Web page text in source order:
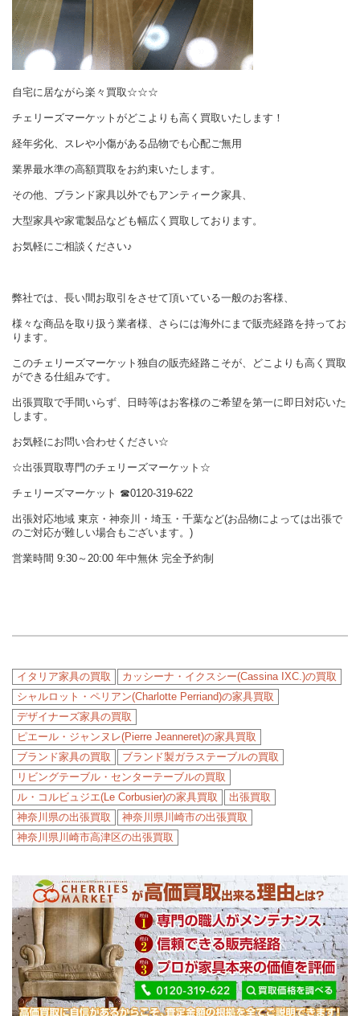
自宅に居ながら楽々買取☆☆☆
チェリーズマーケットがどこよりも高く買取いたします！
経年劣化、スレや小傷がある品物でも心配ご無用
業界最水準の高額買取をお約束いたします。
その他、ブランド家具以外でもアンティーク家具、
大型家具や家電製品なども幅広く買取しております。
お気軽にご相談ください♪
弊社では、長い間お取引をさせて頂いている一般のお客様、
様々な商品を取り扱う業者様、さらには海外にまで販売経路を持ってお
ります。
このチェリーズマーケット独自の販売経路こそが、どこよりも高く買取
ができる仕組みです。
出張買取で手間いらず、日時等はお客様のご希望を第一に即日対応いた
します。
お気軽にお問い合わせください☆
☆出張買取専門のチェリーズマーケット☆
チェリーズマーケット ☎︎0120-319-622
出張対応地域 東京・神奈川・埼玉・千葉など(お品物によっては出張で
のご対応が難しい場合もございます。)
営業時間 9:30～20:00 年中無休 完全予約制
イタリア家具の買取
カッシーナ・イクスシー(Cassina IXC.)の買取
シャルロット・ペリアン(Charlotte Perriand)の家具買取
デザイナーズ家具の買取
ピエール・ジャンヌレ(Pierre Jeanneret)の家具買取
ブランド家具の買取
ブランド製ガラステーブルの買取
リビングテーブル・センターテーブルの買取
ル・コルビュジエ(Le Corbusier)の家具買取
出張買取
神奈川県の出張買取
神奈川県川崎市の出張買取
神奈川県川崎市高津区の出張買取